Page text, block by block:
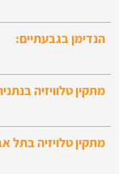
הנדימן בגבעתיים:
מתקין טלוויזיה
מתקין טלויזיה בתל